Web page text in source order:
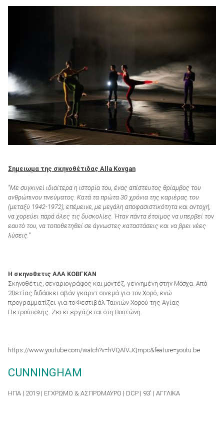
Σημειωμα της σκηνοθέτιδας Αlla Kovgan
“Με συγκινεί ιδιαίτερα η ιστορία του, ένας απίστευτος θρίαμβος του
ανθρώπινου πνεύματος. Κατά τα πρώτα 30 χρόνια της καριέρας του
(μεταξύ 1942-1972), επέμεινε, με μεγάλη αποφασιστικότητα και αντοχή,
να χορεύει παρά όλες τις δυσκολίες. Ήταν πάντα έτοιμος να υπερβεί τον
εαυτό του, να τοποθετηθεί σε άγνωστες καταστάσεις και να βρει νέες
λύσεις.”
Η σκηνοθετις ΑΛΑ ΚΟΒΓΚΑΝ
Σκηνοθέτις, σεναριογράφος και μοντέζ, γεννημένη στην Μόσχα. Από
20ετίας διδάσκει αβάν γκαρντ σινεμά για τον Χορό, ενώ
προγραμματίζει για το Φεστιβάλ Ταινιών Χορού της Αγίας
Πετρούπολης. Ζει κι εργάζεται στη Βοστώνη.
https://www.youtube.com/watch?v=hVQAIVJQmpc&feature=youtu.be
CUNNINGHAM
ΗΠΑ | 2019 | ΕΓΧΡΩΜΟ & ΑΣΠΡΟΜΑΥΡΟ | DCP | 93′ | ΑΓΓΛΙΚΑ